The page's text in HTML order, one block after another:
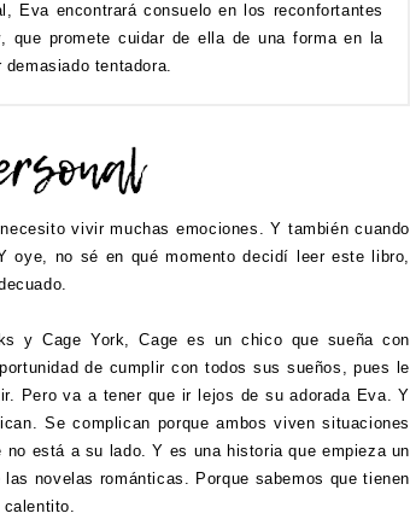
Eva encontrará consuelo en los reconfortantes
que promete cuidar de ella de una forma en la
tentadora.
vivir muchas emociones. Y también cuando
oye, no sé en qué momento decidí leer este libro,
y Cage York, Cage es un chico que sueña con
de cumplir con todos sus sueños, pues le
Pero va a tener que ir lejos de su adorada Eva. Y
Se complican porque ambos viven situaciones
está a su lado. Y es una historia que empieza un
novelas románticas. Porque sabemos que tienen
calentito.